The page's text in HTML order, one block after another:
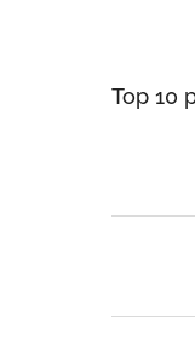
Top 10